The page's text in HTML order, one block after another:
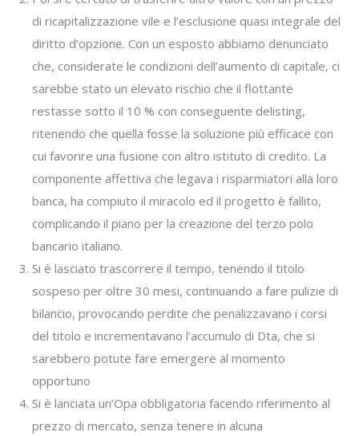
di ricapitalizzazione vile e l’esclusione quasi integrale del
diritto d’opzione. Con un esposto abbiamo denunciato
che, considerate le condizioni dell’aumento di capitale, ci
sarebbe stato un elevato rischio che il flottante
restasse sotto il 10 % con conseguente delisting,
ritenendo che quella fosse la soluzione più efficace con
cui favorire una fusione con altro istituto di credito. La
componente affettiva che legava i risparmiatori alla loro
banca, ha compiuto il miracolo ed il progetto è fallito,
complicando il piano per la creazione del terzo polo
bancario italiano.
Si è lasciato trascorrere il tempo, tenendo il titolo
sospeso per oltre 30 mesi, continuando a fare pulizie di
bilancio, provocando perdite che penalizzavano i corsi
del titolo e incrementavano l’accumulo di Dta, che si
sarebbero potute fare emergere al momento
opportuno
Si è lanciata un’Opa obbligatoria facendo riferimento al
prezzo di mercato, senza tenere in alcuna